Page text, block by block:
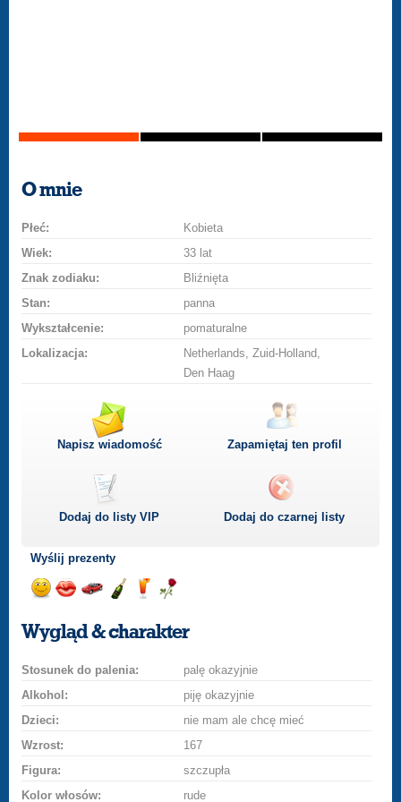
O mnie
Płeć:
Kobieta
Wiek:
33 lat
Znak zodiaku:
Bliźnięta
Stan:
panna
Wykształcenie:
pomaturalne
Lokalizacja:
Netherlands, Zuid-Holland,
Den Haag
Napisz wiadomość Zapamiętaj ten profil
Dodaj do listyVIP Dodaj do czarnej listy
Wyślij prezenty
uśmiech
buziakasamochodem
szampana
drinka
różę
Wygląd & charakter
Stosunek do palenia:
palę okazyjnie
Alkohol:
piję okazyjnie
Dzieci:
nie mam ale chcę mieć
Wzrost:
167
Figura:
szczupła
Kolor włosów:
rude